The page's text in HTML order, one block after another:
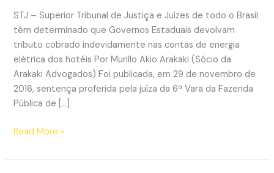
STJ – Superior Tribunal de Justiça e Juízes de todo o Brasil
têm determinado que Governos Estaduais devolvam
tributo cobrado indevidamente nas contas de energia
elétrica dos hotéis Por Murillo Akio Arakaki (Sócio da
Arakaki Advogados) Foi publicada, em 29 de novembro de
2016, sentença proferida pela juíza da 6ª Vara da Fazenda
Pública de […]
Juízes
que
Read More »